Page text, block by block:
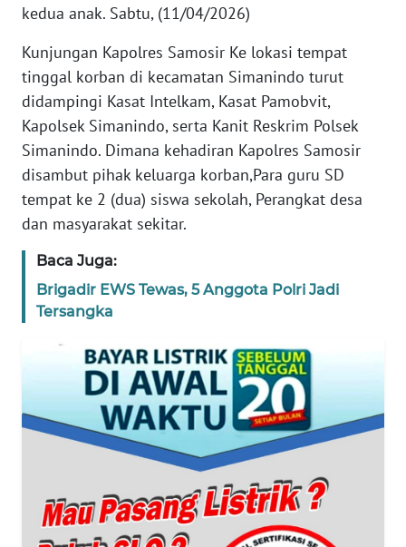
kedua anak. Sabtu, (11/04/2026)
Kunjungan Kapolres Samosir Ke lokasi tempat
tinggal korban di kecamatan Simanindo turut
didampingi Kasat Intelkam, Kasat Pamobvit,
Kapolsek Simanindo, serta Kanit Reskrim Polsek
Simanindo. Dimana kehadiran Kapolres Samosir
disambut pihak keluarga korban,Para guru SD
tempat ke 2 (dua) siswa sekolah, Perangkat desa
dan masyarakat sekitar.
Baca Juga:
Brigadir EWS Tewas, 5 Anggota Polri Jadi
Tersangka
BANTEN
WN
WN
KEPRI
WN
WN
PAPUA
WN
JAMBI